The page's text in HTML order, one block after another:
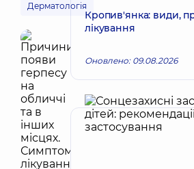
Дерматологія
Кропив'янка: види,
лікування
Оновлено: 09.08.2026